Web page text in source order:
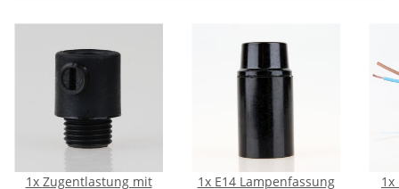
1x Zugentlastung mit
1x E14 Lampenfassung
1x